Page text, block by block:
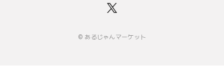
© あるじゃんマーケット